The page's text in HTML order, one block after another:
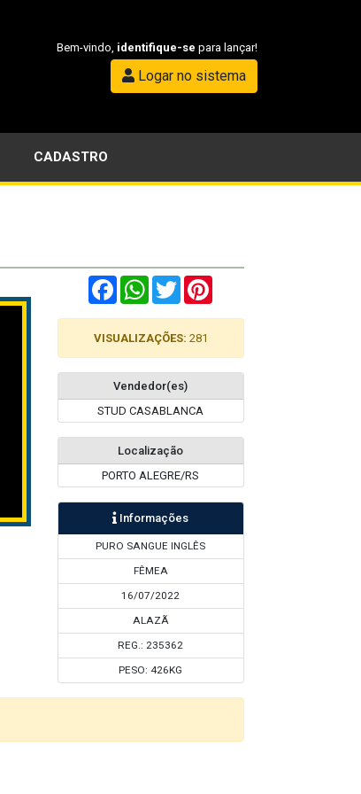
Bem-vindo, identifique-se para lançar!
Logar no sistema
CADASTRO
FacebookWhatsApp
Twitter
VISUALIZAÇÕES: 281
Vendedor(es)
STUD CASABLANCA
Localização
PORTO ALEGRE/RS
Informações
PURO SANGUE INGLÊS
FÊMEA
16/07/2022
ALAZÃ
REG.: 235362
PESO: 426KG